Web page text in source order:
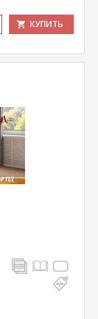
КУПИТЬ